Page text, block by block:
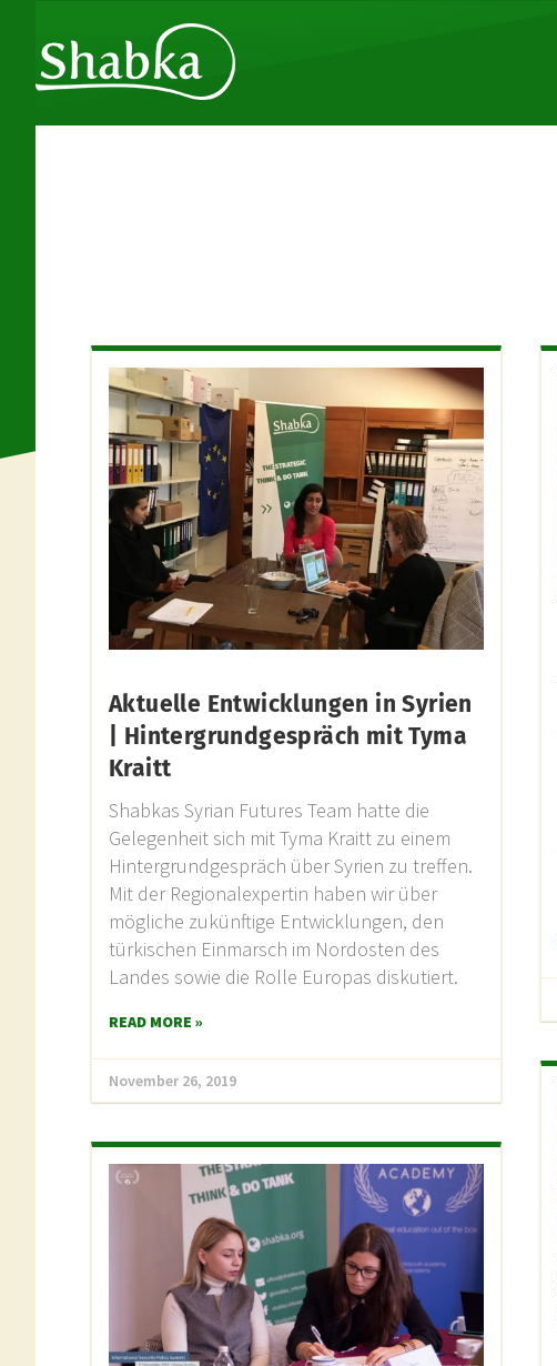
Aktuelle Entwicklungen in Syrien
| Hintergrundgespräch mit Tyma
Kraitt
Shabkas Syrian Futures Team hatte die
Gelegenheit sich mit Tyma Kraitt zu einem
Hintergrundgespräch über Syrien zu treffen.
Mit der Regionalexpertin haben wir über
mögliche zukünftige Entwicklungen, den
türkischen Einmarsch im Nordosten des
Landes sowie die Rolle Europas diskutiert.
READ MORE »
November 26, 2019